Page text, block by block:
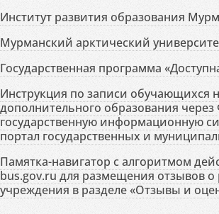
Институт развития образования
Мурманский арктический
Государственная программа
Инструкция по записи обучающихся
дополнительного образования
государственную информационную
портал государственных и
Памятка-навигатор с алгоритмом
bus.gov.ru для размещения отзывов о
учреждения в разделе «Отзывы и